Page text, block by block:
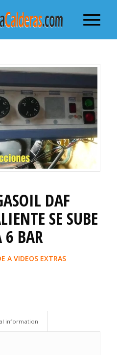
DAF
SE SUBE
6 BAR
A VIDEOS EXTRAS
information